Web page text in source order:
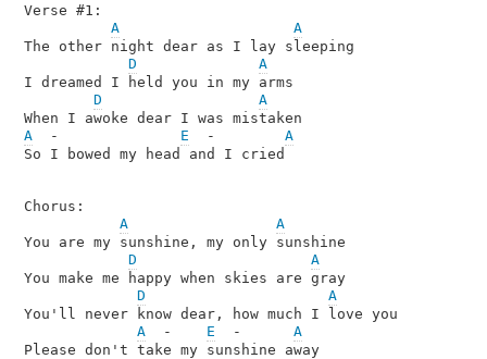
Verse #1:
A
A
The other night dear as I lay sleeping
D
A
I dreamed I held you in my arms
D
A
A
  -
E
  -
A
So I bowed my head and I cried
Chorus:
A
A
You are my sunshine, my only sunshine
D
A
You make me happy when skies are gray
D
A
You'll never know dear, how much I love you
A
  -
E
  -
A
Please don't take my sunshine away